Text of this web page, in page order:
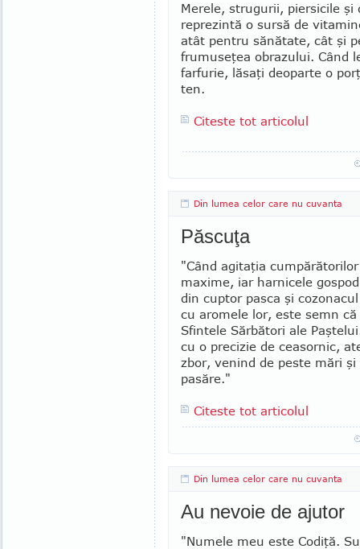
Merele, strugurii, piersicile şi
reprezintă o sursă de
atât pentru sănătate, cât şi
frumuseţea obrazului. Când
farfurie, lăsaţi deoparte o
ten.
Citeste tot articolul
Din lumea celor care nu cuvanta
Păscuţa
"Când agitaţia
maxime, iar harnicele
din cuptor pasca şi
cu aromele lor, este semn că
Sfin­tele Sărbători ale
cu o precizie de ceasornic,
zbor, venind de peste mări
pasăre."
Citeste tot articolul
Din lumea celor care nu cuvanta
Au nevoie de ajutor
"Numele meu este Codiţă.